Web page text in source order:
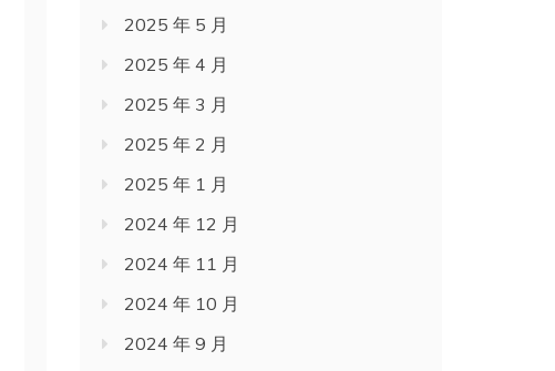
2025 年 5 月
2025 年 4 月
2025 年 3 月
2025 年 2 月
2025 年 1 月
2024 年 12 月
2024 年 11 月
2024 年 10 月
2024 年 9 月